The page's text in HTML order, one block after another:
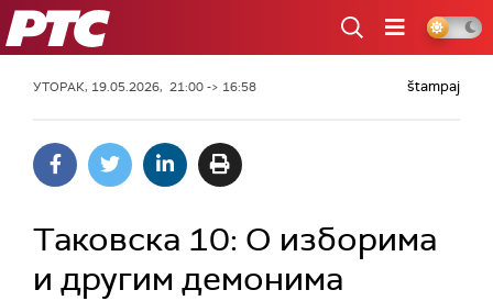
РТС
УТОРАК, 19.05.2026, 21:00 -> 16:58 štampaj
Таковска 10: О изборима
и другим демонима